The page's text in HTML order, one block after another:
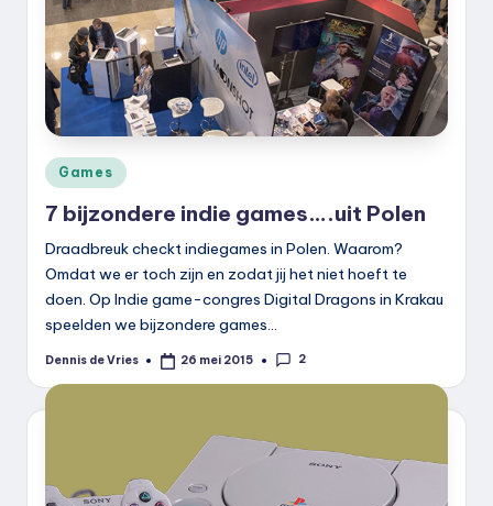
Geplaatst
in
Games
7 bijzondere indie games….uit Polen
Draadbreuk checkt indiegames in Polen. Waarom?
Omdat we er toch zijn en zodat jij het niet hoeft te
doen. Op Indie game-congres Digital Dragons in Krakau
speelden we bijzondere games…
Geplaatst
Dennis de Vries 26 mei 2015 2